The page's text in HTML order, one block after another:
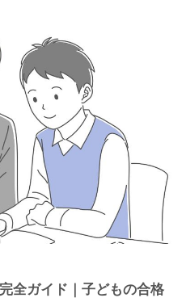
全ガイド｜子どもの合格